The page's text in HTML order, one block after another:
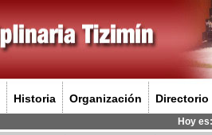
Historia Organización Directorio
Hoy es: